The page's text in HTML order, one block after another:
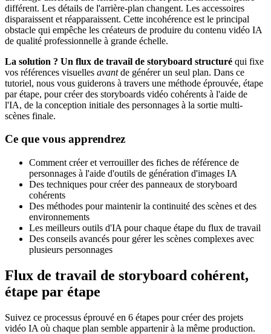
différent. Les détails de l'arrière-plan changent. Les accessoires
disparaissent et réapparaissent. Cette incohérence est le principal
obstacle qui empêche les créateurs de produire du contenu vidéo IA
de qualité professionnelle à grande échelle.
La solution ? Un flux de travail de storyboard structuré qui fixe
vos références visuelles avantde générer un seul plan. Dans ce
tutoriel, nous vous guiderons à travers une méthode éprouvée, étape
par étape, pour créer des storyboards vidéo cohérents à l'aide de
l'IA, de la conception initiale des personnages à la sortie multi-
scènes finale.
Ce que vous apprendrez
Comment créer et verrouiller des fiches de référence de
personnages à l'aide d'outils de génération d'images IA
Des techniques pour créer des panneaux de storyboard
cohérents
Des méthodes pour maintenir la continuité des scènes et des
environnements
Les meilleurs outils d'IA pour chaque étape du flux de travail
Des conseils avancés pour gérer les scènes complexes avec
plusieurs personnages
Flux de travail de storyboard cohérent,
étape par étape
Suivez ce processus éprouvé en 6 étapes pour créer des projets
vidéo IA où chaque plan semble appartenir à la même production.